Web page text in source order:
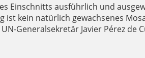
Einschnitts ausführlich und
kein natürlich gewachsenes
Generalsekretär Javier Pérez